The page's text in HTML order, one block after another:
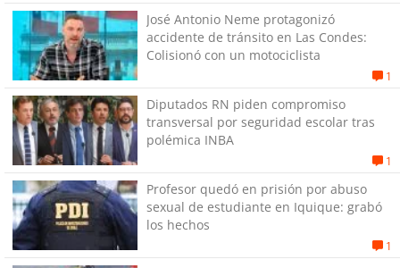
José Antonio Neme protagonizó
accidente de tránsito en Las Condes:
Colisionó con un motociclista
1
Diputados RN piden compromiso
transversal por seguridad escolar tras
polémica INBA
1
Profesor quedó en prisión por abuso
sexual de estudiante en Iquique: grabó
los hechos
1